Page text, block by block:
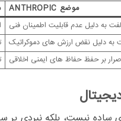
موضع ANTHROPIC
به دلیل عدم قابلیت اطمینان فنی
به دلیل نقض ارزش های دموکراتیک
بر حفظ حفاظ های ایمنی اخلاقی